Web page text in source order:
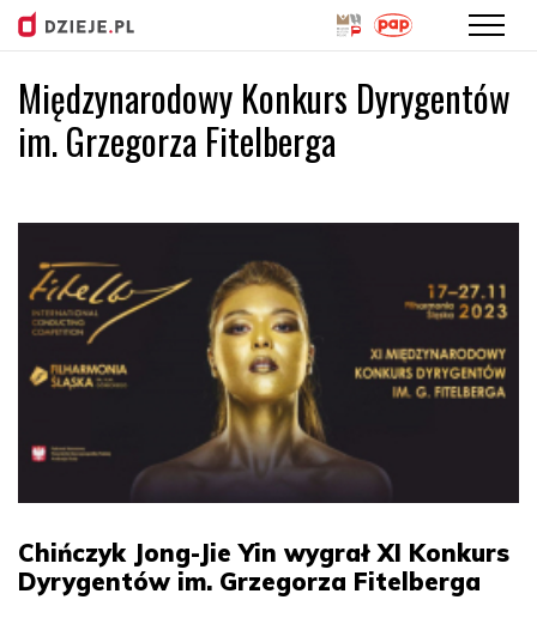
Przejdź
do
treści
Międzynarodowy Konkurs Dyrygentów
im. Grzegorza Fitelberga
Chińczyk Jong-Jie Yin wygrał XI Konkurs
Dyrygentów im. Grzegorza Fitelberga